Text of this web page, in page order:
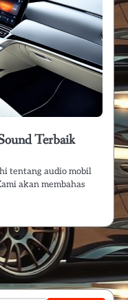
Terbaik
tentang audio mobil
akan membahas